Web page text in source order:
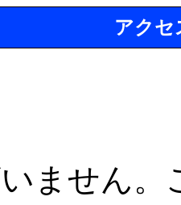
アクセ
ません